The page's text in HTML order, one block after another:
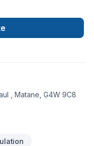
d'isolation(murs et
sur fondations
, Matane, G4W 9C8